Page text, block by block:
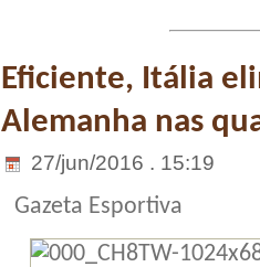
Eficiente, Itália
Alemanha nas
27/jun/2016 . 15:19
Gazeta Esportiva